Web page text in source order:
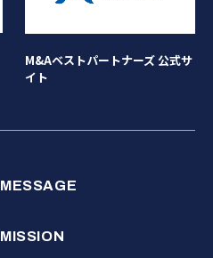
M&Aベストパートナーズ 公式サ
イト
MESSAGE
MISSION